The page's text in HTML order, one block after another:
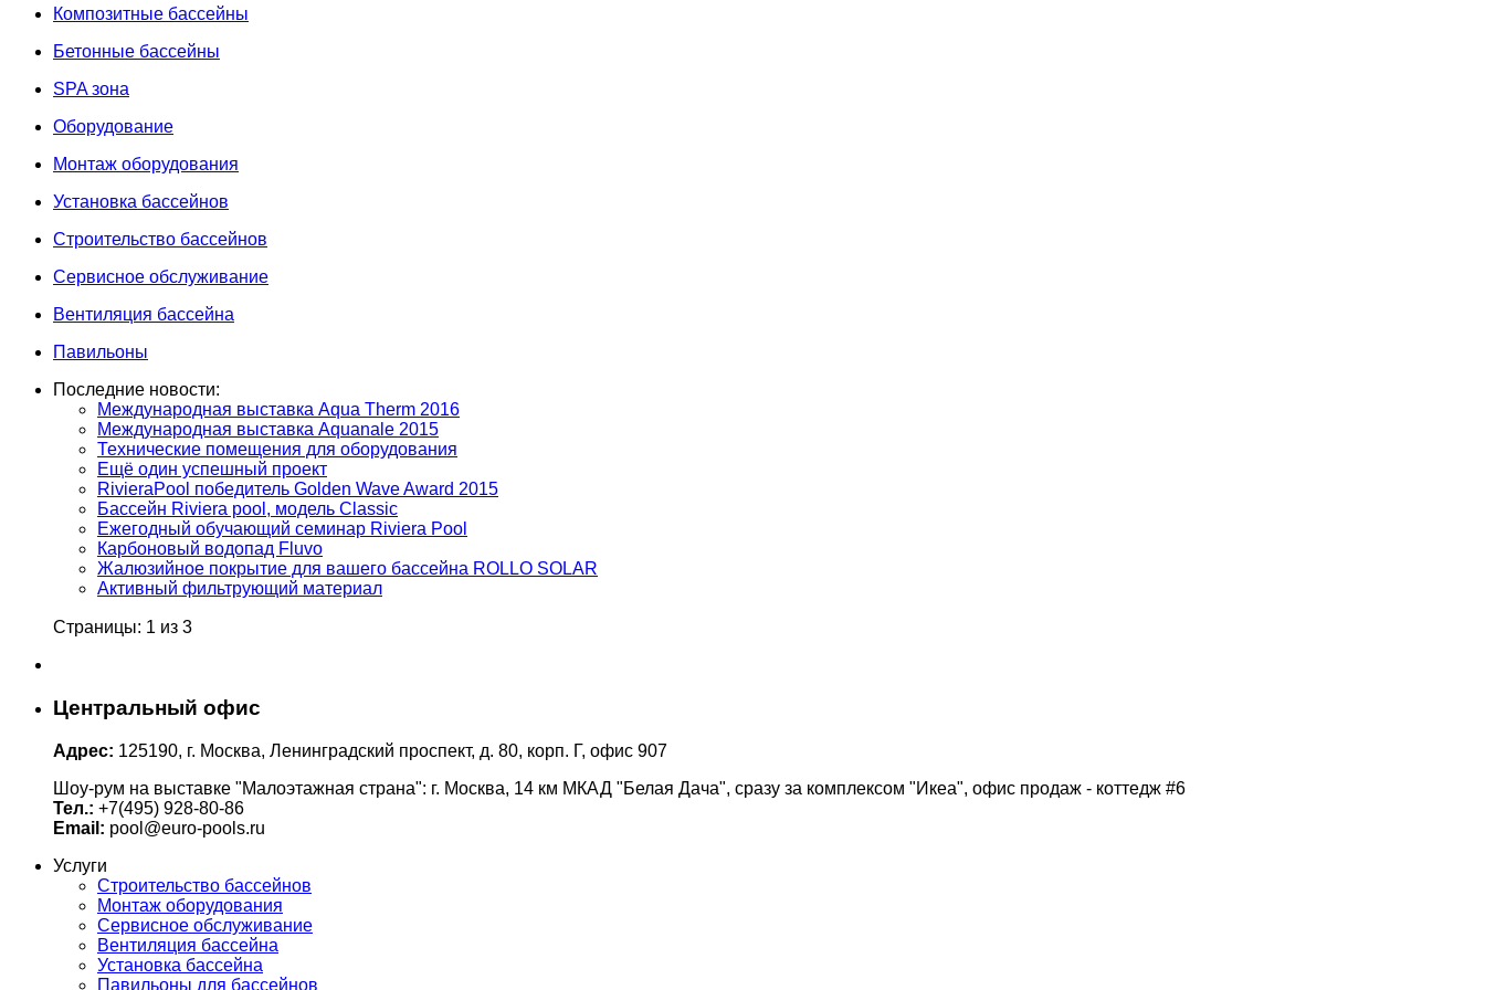
Композитные бассейны
Бетонные бассейны
SPA зона
Оборудование
Монтаж оборудования
Установка бассейнов
Строительство бассейнов
Сервисное обслуживание
Вентиляция бассейна
Павильоны
Последние новости:
Международная выставка Aqua Therm 2016
Международная выставка Aquanale 2015
Технические помещения для оборудования
Ещё один успешный проект
RivieraPool победитель Golden Wave Award 2015
Бассейн Riviera pool, модель Classic
Ежегодный обучающий семинар Riviera Pool
Карбоновый водопад Fluvo
Жалюзийное покрытие для вашего бассейна ROLLO SOLAR
Активный фильтрующий материал
Страницы: 1 из 3
Центральный офис
Адрес: 125190, г. Москва, Ленинградский проспект, д. 80, корп. Г, офис 907
Шоу-рум на выставке "Малоэтажная страна": г. Москва, 14 км МКАД "Белая Дача", сразу за комплексом "Икеа", офис продаж - коттедж #6
Тел.: +7(495) 928-80-86
Email: pool@euro-pools.ru
Услуги
Строительство бассейнов
Монтаж оборудования
Сервисное обслуживание
Вентиляция бассейна
Установка бассейна
Павильоны для бассейнов